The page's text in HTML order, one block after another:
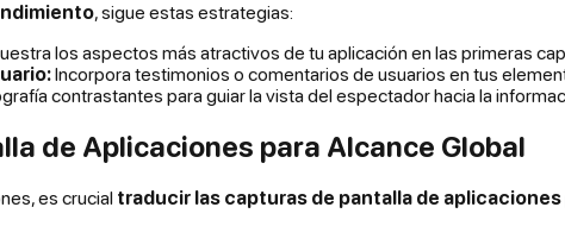
, sigue estas estrategias:
los aspectos más atractivos de tu aplicación en las primeras
Incorpora testimonios o comentarios de usuarios en tus
contrastantes para guiar la vista del espectador hacia la
de Aplicaciones para Alcance Global
es crucial traducir las capturas de pantalla de aplicaciones